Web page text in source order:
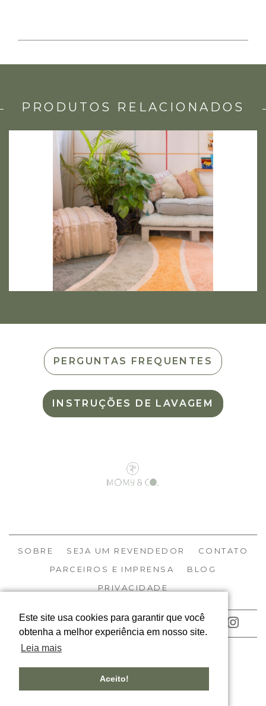
Este site usa cookies para garantir que você
obtenha a melhor experiência em nosso site.
Leia mais
Aceito!
PRODUTOS RELACIONADOS
PERGUNTAS FREQUENTES
INSTRUÇÕES DE LAVAGEM
SOBRE SEJA UM REVENDEDOR
CONTATO
PARCEIROS E IMPRENSA
BLOG
PRIVACIDADE
ACOMPANHE NOSSAS REDES
DESIGNED BY